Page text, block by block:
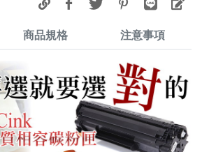
商品規格 注意事項